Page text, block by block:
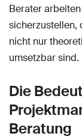
Berater
sicherzustellen,
nicht nur
umsetzbar sind.
Die
Beratung